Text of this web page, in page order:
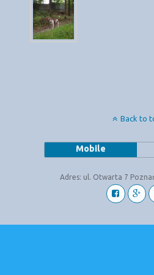
Back to
Mobile
Adres: ul. Otwarta 7